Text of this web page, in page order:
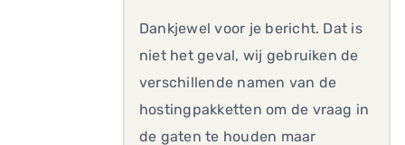
Dankjewel voor je bericht. Dat is
niet het geval, wij gebruiken de
verschillende namen van de
hostingpakketten om de vraag in
de gaten te houden maar